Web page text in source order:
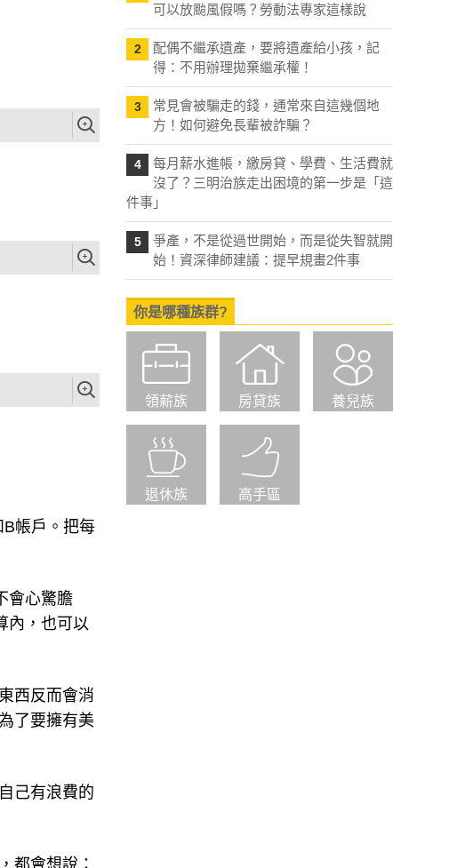
帳戶。把每
會心驚膽
，也可以
西反而會消
了要擁有美
己有浪費的
可以放颱風假嗎？勞動法專家這樣說
2
配偶不繼承遺產，要將遺產給小孩，記
得：不用辦理拋棄繼承權！
3
常見會被騙走的錢，通常來自這幾個地
方！如何避免長輩被詐騙？
4
每月薪水進帳，繳房貸、學費、生活費就
沒了？三明治族走出困境的第一步是「這
件事」
5
爭產，不是從過世開始，而是從失智就開
始！資深律師建議：提早規畫2件事
你是哪種族群?
領薪族 房貸族 養兒族
退休族 高手區